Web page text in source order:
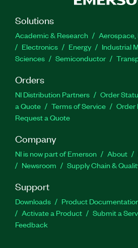
Solutions
Academic & Research
Aerospace,
Electronics
Energy Industrial
Sciences
Semiconductor
Orders
NI Distribution Partners Order
a Quote
Terms of Service
Order
Request a Quote
Company
NI is now part of Emerson About
Newsroom
Supply Chain &
Support
Downloads Product
Activate a Product
Submit a
Feedback